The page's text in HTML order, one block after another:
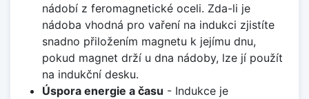
nádobí z feromagnetické oceli. Zda-li je
nádoba vhodná pro vaření na indukci zjistíte
snadno přiložením magnetu k jejímu dnu,
pokud magnet drží u dna nádoby, lze jí použít
na indukční desku.
Úspora energie a času - Indukce je